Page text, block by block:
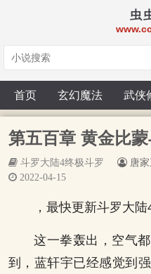
虫
首页 玄幻魔法 武侠
第五百章 黄金比
斗罗大陆4终极斗罗 唐
2022-04-15
，最快更新斗罗大陆
这一拳轰出，空气
到，蓝轩宇已经感觉到